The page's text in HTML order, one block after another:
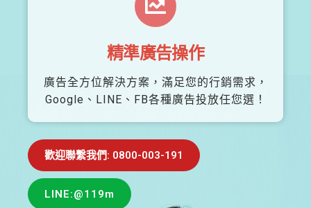
精準廣告操作
廣告全方位解決方案，滿足您的行銷需求，
Google、LINE、FB各種廣告投放任您選！
歡迎聯繫我們: 0800-003-191
LINE:@119m